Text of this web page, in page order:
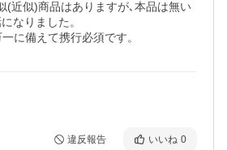
(近似)商品はありますが､本品は無い
なりました。
に備えて携行必須です。
違反報告 いいね 0